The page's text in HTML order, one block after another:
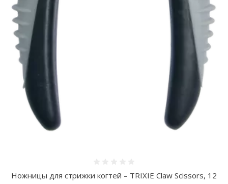
Ножницы для стрижки когтей – TRIXIE Claw Scissors, 12